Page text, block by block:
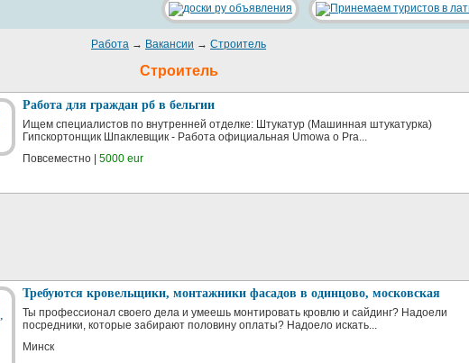
Работа → Вакансии → Строитель
Строитель
Работа для граждан рб в бельгии
Ищем специалистов по внутренней отделке: Штукатур (Машинная штукатурка)
Гипскортонщик Шпаклевщик - Работа официальная Umowa o Pra...
Повсеместно | 5000 eur
Требуются кровельщики, монтажники фасадов в одинцово, московская
Ты профессионал своего дела и умеешь монтировать кровлю и сайдинг? Надоели
посредники, которые забирают половину оплаты? Надоело искать...
Минск